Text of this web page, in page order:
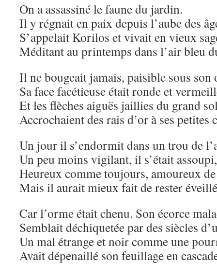
On a assassiné le faune du jardin.
Il y régnait en paix depuis l’aube des
S’appelait Korilos et vivait en vieux
Méditant au printemps dans l’air bleu
Il ne bougeait jamais, paisible sous son
Sa face facétieuse était ronde et
Et les flèches aiguës jaillies du grand
Accrochaient des rais d’or à ses petites
Un jour il s’endormit dans un trou de
Un peu moins vigilant, il s’était assoupi,
Heureux comme toujours, amoureux
Mais il aurait mieux fait de rester
Car l’orme était chenu. Son écorce
Semblait déchiquetée par des siècles
Un mal étrange et noir comme une
Avait dépenaillé son feuillage en